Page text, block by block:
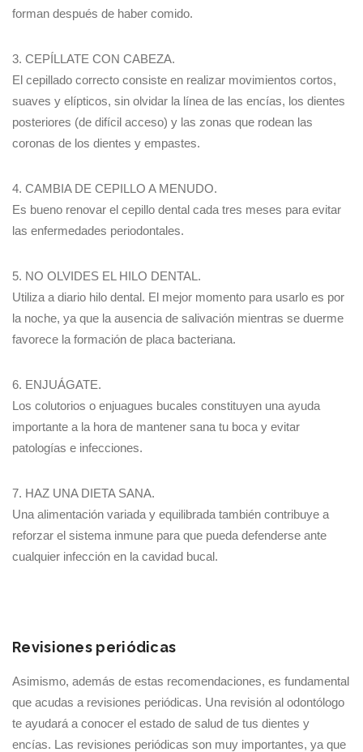
forman después de haber comido.
3. CEPÍLLATE CON CABEZA.
El cepillado correcto consiste en realizar movimientos cortos,
suaves y elípticos, sin olvidar la línea de las encías, los dientes
posteriores (de difícil acceso) y las zonas que rodean las
coronas de los dientes y empastes.
4. CAMBIA DE CEPILLO A MENUDO.
Es bueno renovar el cepillo dental cada tres meses para evitar
las enfermedades periodontales.
5. NO OLVIDES EL HILO DENTAL.
Utiliza a diario hilo dental. El mejor momento para usarlo es por
la noche, ya que la ausencia de salivación mientras se duerme
favorece la formación de placa bacteriana.
6. ENJUÁGATE.
Los colutorios o enjuagues bucales constituyen una ayuda
importante a la hora de mantener sana tu boca y evitar
patologías e infecciones.
7. HAZ UNA DIETA SANA.
Una alimentación variada y equilibrada también contribuye a
reforzar el sistema inmune para que pueda defenderse ante
cualquier infección en la cavidad bucal.
Revisiones periódicas
Asimismo, además de estas recomendaciones, es fundamental
que acudas a revisiones periódicas. Una revisión al odontólogo
te ayudará a conocer el estado de salud de tus dientes y
encías. Las revisiones periódicas son muy importantes, ya que